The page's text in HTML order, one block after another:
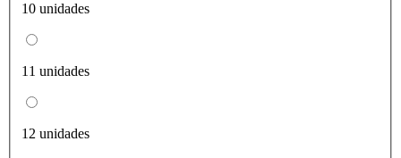
10 unidades
11 unidades
12 unidades